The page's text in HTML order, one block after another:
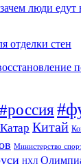
люди едут
отделки стен
#россия
Катар Китай
Министерство
НХЛ